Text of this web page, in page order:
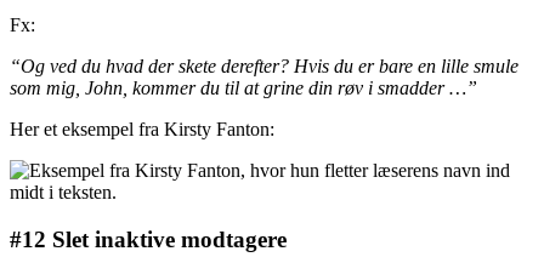
Fx:
“Og ved du hvad der skete derefter? Hvis du er bare en lille smule
som mig, John, kommer du til at grine din røv i smadder …”
Her et eksempel fra Kirsty Fanton:
#12 Slet inaktive modtagere